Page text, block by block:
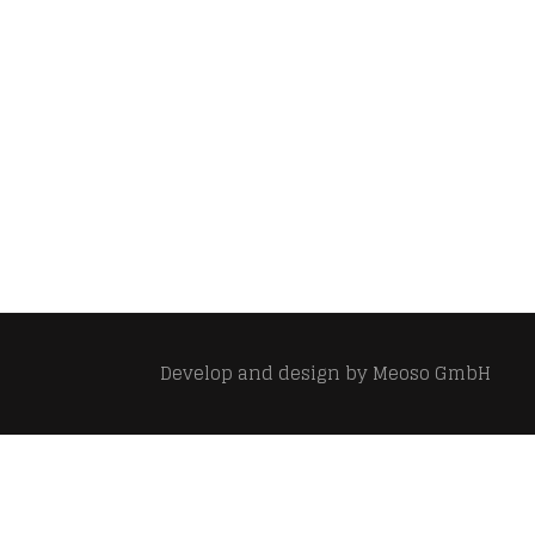
Develop and design byMeoso GmbH